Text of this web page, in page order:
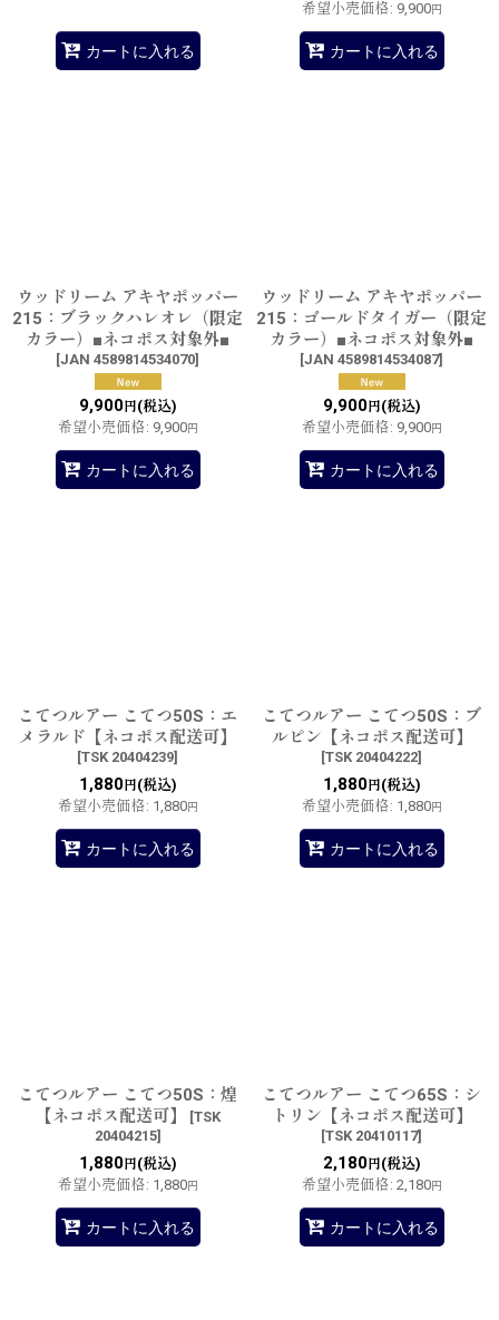
カートに入れる
希望小売価格: 9,900円
カートに入れる
ウッドリーム アキヤポッパー
215：ブラックハレオレ（限定
カラー）■ネコポス対象外■
[JAN 4589814534070]
9,900円(税込)
希望小売価格: 9,900円
カートに入れる
ウッドリーム アキヤポッパー
215：ゴールドタイガー（限定
カラー）■ネコポス対象外■
[JAN 4589814534087]
9,900円(税込)
希望小売価格: 9,900円
カートに入れる
こてつルアー こてつ50S：エ
メラルド【ネコポス配送可】
[TSK 20404239]
1,880円(税込)
希望小売価格: 1,880円
カートに入れる
こてつルアー こてつ50S：ブ
ルピン【ネコポス配送可】
[TSK 20404222]
1,880円(税込)
希望小売価格: 1,880円
カートに入れる
こてつルアー こてつ50S：煌
【ネコポス配送可】
[TSK
20404215]
1,880円(税込)
希望小売価格: 1,880円
カートに入れる
こてつルアー こてつ65S：シ
トリン【ネコポス配送可】
[TSK 20410117]
2,180円(税込)
希望小売価格: 2,180円
カートに入れる